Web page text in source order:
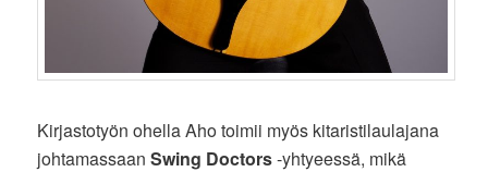
Kirjastotyön ohella Aho toimii myös kitaristilaulajana
johtamassaanSwing Doctors-yhtyeessä, mikä